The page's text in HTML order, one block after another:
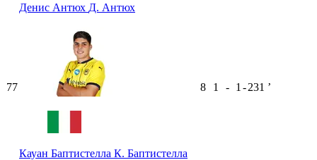
Денис Антюх Д. Антюх
77
Кауан Баптистелла К. Баптистелла
8 1 - 1 -231 ʼ